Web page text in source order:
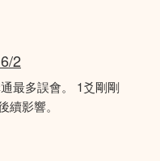
2
最多誤會。 1爻剛剛
影響。